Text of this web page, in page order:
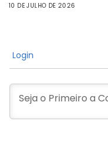
10 DE JULHO DE 2026
Login